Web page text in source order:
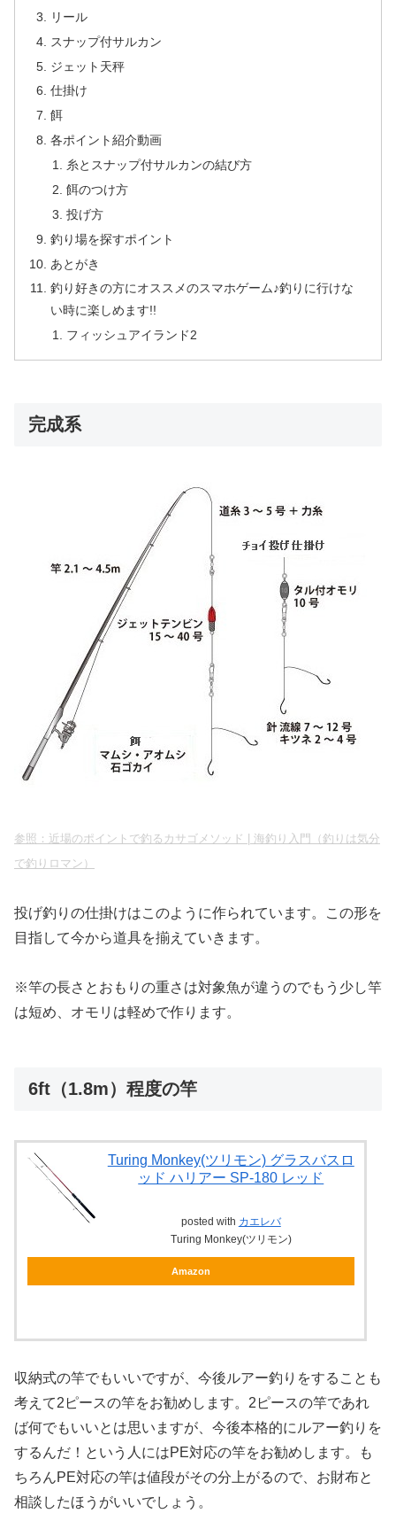
リール
スナップ付サルカン
ジェット天秤
仕掛け
餌
各ポイント紹介動画
糸とスナップ付サルカンの結び方
餌のつけ方
投げ方
釣り場を探すポイント
あとがき
釣り好きの方にオススメのスマホゲーム♪釣りに行けな
い時に楽しめます!!
フィッシュアイランド2
完成系
参照：近場のポイントで釣るカサゴメソッド | 海釣り入門（釣りは気分
で釣りロマン）
投げ釣りの仕掛けはこのように作られています。この形を
目指して今から道具を揃えていきます。
※竿の長さとおもりの重さは対象魚が違うのでもう少し竿
は短め、オモリは軽めで作ります。
6ft（1.8m）程度の竿
Turing Monkey(ツリモン) グラスバスロ
ッド ハリアー SP-180 レッド
posted with カエレバ
Turing Monkey(ツリモン)
Amazon
収納式の竿でもいいですが、今後ルアー釣りをすることも
考えて2ピースの竿をお勧めします。2ピースの竿であれ
ば何でもいいとは思いますが、今後本格的にルアー釣りを
するんだ！という人にはPE対応の竿をお勧めします。も
ちろんPE対応の竿は値段がその分上がるので、お財布と
相談したほうがいいでしょう。